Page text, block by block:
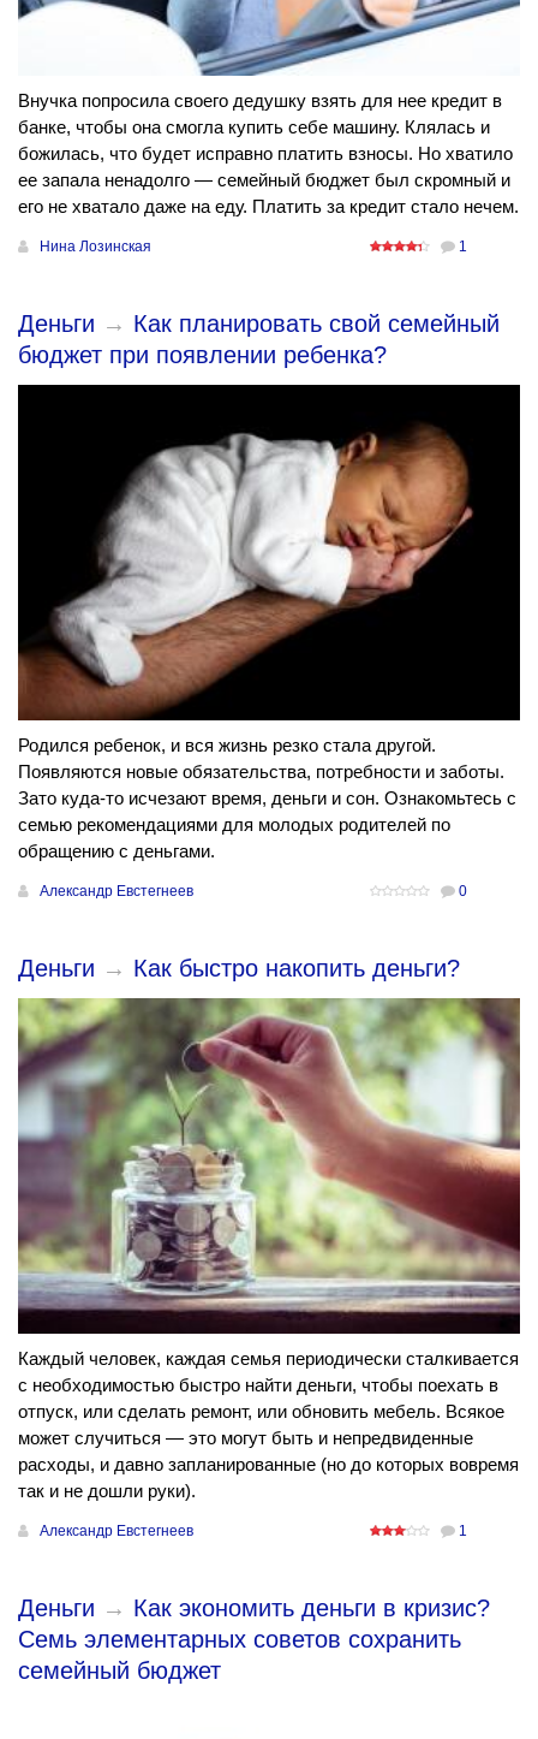
Внучка попросила своего дедушку взять для нее кредит в
банке, чтобы она смогла купить себе машину. Клялась и
божилась, что будет исправно платить взносы. Но хватило
ее запала ненадолго — семейный бюджет был скромный и
его не хватало даже на еду. Платить за кредит стало нечем.
Нина Лозинская 1
Деньги → Как планировать свой семейный
бюджет при появлении ребенка?
Родился ребенок, и вся жизнь резко стала другой.
Появляются новые обязательства, потребности и заботы.
Зато куда-то исчезают время, деньги и сон. Ознакомьтесь с
семью рекомендациями для молодых родителей по
обращению с деньгами.
Александр Евстегнеев 0
Деньги → Как быстро накопить деньги?
Каждый человек, каждая семья периодически сталкивается
с необходимостью быстро найти деньги, чтобы поехать в
отпуск, или сделать ремонт, или обновить мебель. Всякое
может случиться — это могут быть и непредвиденные
расходы, и давно запланированные (но до которых вовремя
так и не дошли руки).
Александр Евстегнеев 1
Деньги → Как экономить деньги в кризис?
Семь элементарных советов сохранить
семейный бюджет